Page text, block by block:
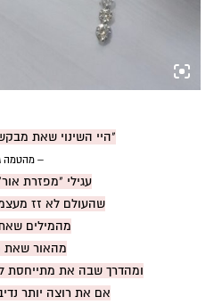
"היי השינוי שאת
– מהטמה
עגילי "מפזרת
שהעולם לא זז
מהמילים
מהאור שאת
ומהדרך שבה את מתייחסת
אם את רוצה יותר